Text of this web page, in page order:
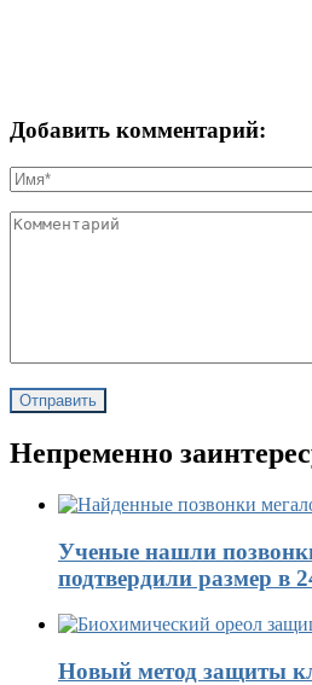
Добавить комментарий:
Непременно
Ученые нашли
подтвердили размер в
Новый метод защиты